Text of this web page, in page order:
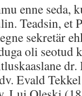
enne seda,
Teadsin, et
sekretär
oli seotud
Evald